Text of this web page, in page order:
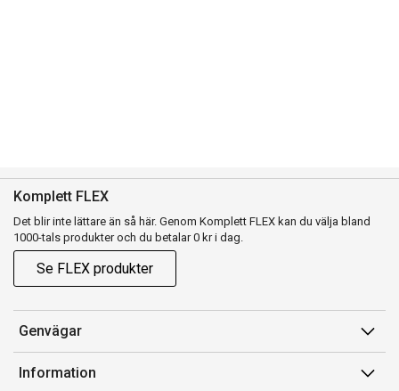
Komplett FLEX
Det blir inte lättare än så här. Genom Komplett FLEX kan du välja bland
1000-tals produkter och du betalar 0 kr i dag.
Se FLEX produkter
Genvägar
Konto
Information